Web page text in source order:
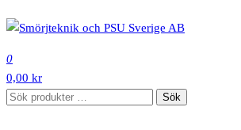
till
innehåll
0
0,00 kr
Sök
Sök